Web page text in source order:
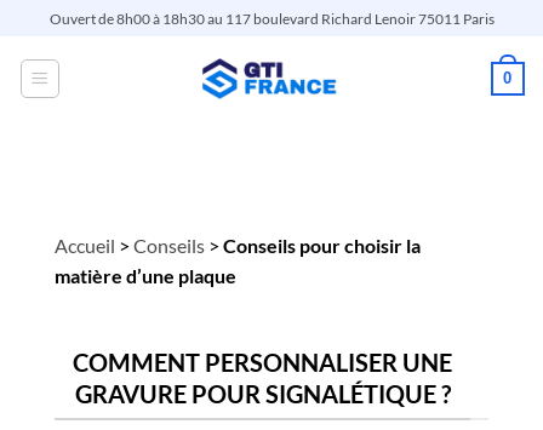
Passer
contenu
Ouvert de 8h00 à 18h30 au 117 boulevard Richard Lenoir 75011 Paris
0
Accueil > Conseils > Conseils pour choisir la
matière d’une plaque
COMMENT PERSONNALISER UNE
GRAVURE POUR SIGNALÉTIQUE ?